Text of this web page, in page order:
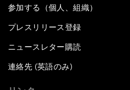
参加する（個人、組織）
プレスリリース登録
ニュースレター購読
連絡先 (英語のみ)